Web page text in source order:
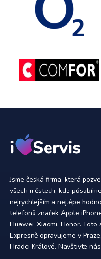
Jsme česká firma, která
všech městech, kde
nejrychlejším a nejlépe
telefonů značek Apple
Huawei, Xiaomi, Honor. Toto
Expresně opravujeme v
Hradci Králové. Navštivte